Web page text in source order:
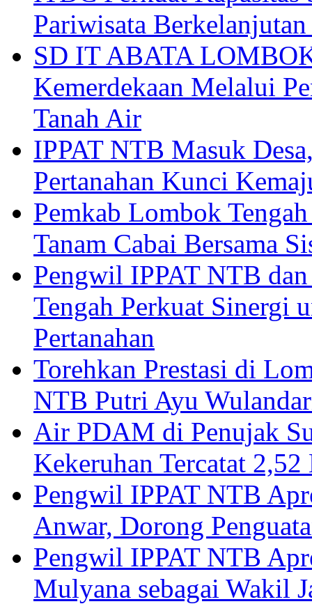
Pariwisata
SD IT ABATA
Kemerdekaan Melalui
Tanah Air
IPPAT NTB Masuk
Pertanahan Kunci
Pemkab Lombok
Tanam Cabai Bersama
Pengwil IPPAT NTB
Tengah Perkuat Sinergi
Pertanahan
Torehkan Prestasi di
NTB Putri Ayu
Air PDAM di Penujak
Kekeruhan Tercatat
Pengwil IPPAT NTB
Anwar, Dorong
Pengwil IPPAT NTB
Mulyana sebagai Wakil